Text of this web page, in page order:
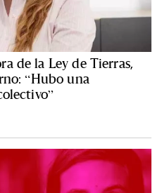
de la Ley de Tierras,
“Hubo una